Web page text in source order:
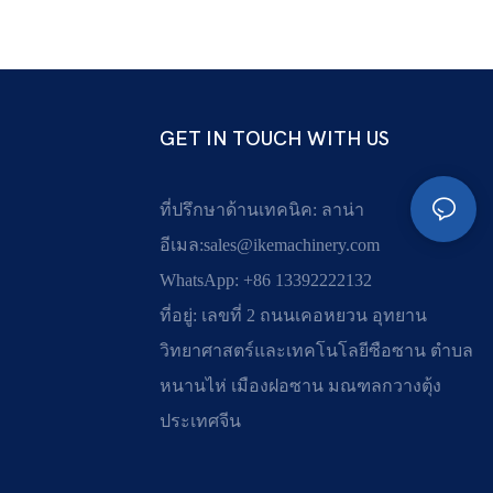
GET IN TOUCH WITH US
ที่ปรึกษาด้านเทคนิค: ลาน่า
อีเมล:sales@ikemachinery.com
WhatsApp: +86 13392222132
ที่อยู่: เลขที่ 2 ถนนเคอหยวน อุทยาน
วิทยาศาสตร์และเทคโนโลยีซือซาน ตำบล
หนานไห่ เมืองฝอซาน มณฑลกวางตุ้ง
ประเทศจีน